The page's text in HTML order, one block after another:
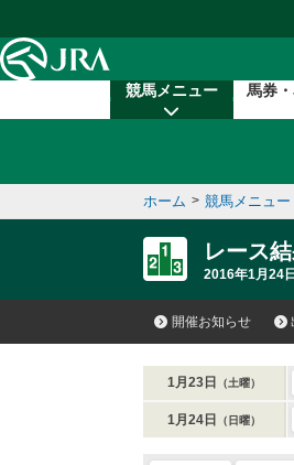
競馬メニュー 馬券
ホーム > 競馬メニュー
レース
2016年1月24
開催お知らせ
1月23日 （土曜）
1月24日 （日曜）